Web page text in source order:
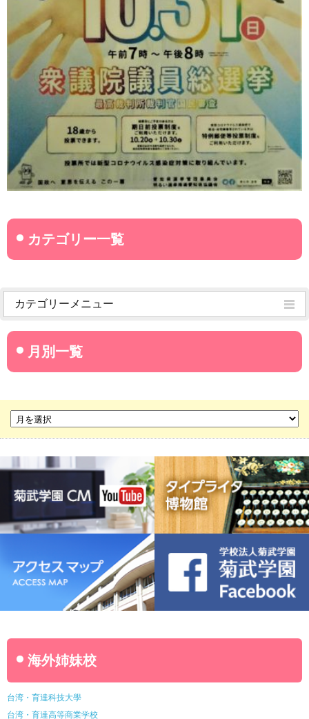
カテゴリーメニュー
菊武学園からのお知らせ
名古屋産業大学
菊華高等学校
菊武ビジネス専門学校
名古屋ウェディング＆フラワー・ビューティ学院
菊武幼稚園
稲葉保育園
海外姉妹校
台湾・育達科技大學
台湾・育達高等商業学校